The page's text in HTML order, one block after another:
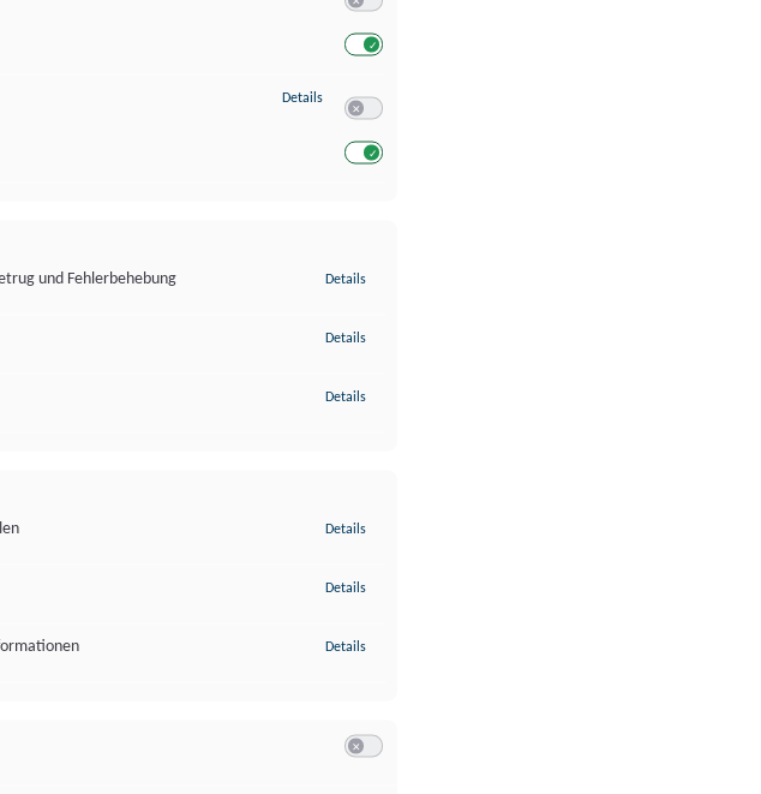
Details zu Entwicklung und Verbesserung der Angebote
und Fehlerbehebung
Details
Details
Details
Details
Details
Details